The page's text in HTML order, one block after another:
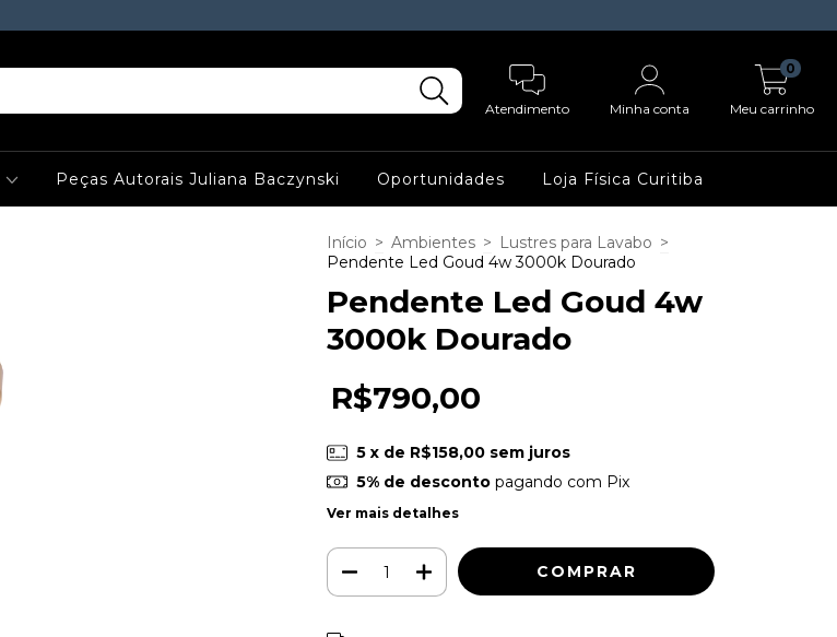
Atendimento Minha conta Meu carrinho
0
Peças Autorais Juliana Baczynski Oportunidades Loja Física Curitiba
Início > Ambientes > Lustres para Lavabo >
Pendente Led Goud 4w 3000k Dourado
Pendente Led Goud 4w
3000k Dourado
R$790,00
5 x de R$158,00 sem juros
5% de descontopagando com Pix
Ver mais detalhes